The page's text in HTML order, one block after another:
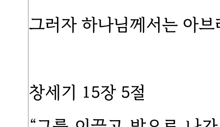
그러자 하나님께서는 아
창세기 15장 5절